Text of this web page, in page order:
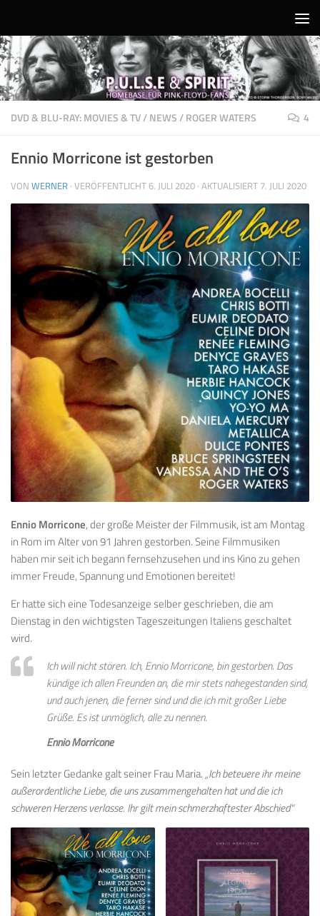
DVD & BLU-RAY: MOVIES & TV/NEWS/ROGER WATERS 4
Ennio Morricone ist gestorben
VON WERNER · VERÖFFENTLICHT6. JULI 2020 · AKTUALISIERT 7. JULI 2020
Ennio Morricone, der große Meister der Filmmusik, ist am Montag
in Rom im Alter von 91 Jahren gestorben. Seine Filmmusiken
haben mir seit ich begann fernsehzusehen und ins Kino zu gehen
immer Freude, Spannung und Emotionen bereitet!
Er hatte sich eine Todesanzeige selber geschrieben, die am
Dienstag in den wichtigsten Tageszeitungen Italiens geschaltet
wird.
Ich will nicht stören. Ich, Ennio Morricone, bin gestorben. Das
kündige ich allen Freunden an, die mir stets nahegestanden sind,
und auch jenen, die ferner sind und die ich mit großer Liebe
Grüße. Es ist unmöglich, alle zu nennen.
Ennio Morricone
Sein letzter Gedanke galt seiner Frau Maria.„Ich beteuere ihr meine
außerordentliche Liebe, die uns zusammengehalten hat und die ich
schweren Herzens verlasse. Ihr gilt mein schmerzhaftester Abschied“